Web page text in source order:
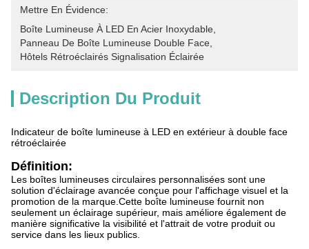
Mettre En Évidence:
Boîte Lumineuse À LED En Acier Inoxydable
Panneau De Boîte Lumineuse Double Face
Hôtels Rétroéclairés Signalisation Éclairée
Description Du Produit
Indicateur de boîte lumineuse à LED en extérieur à double face
rétroéclairée
Définition:
Les boîtes lumineuses circulaires personnalisées sont une
solution d'éclairage avancée conçue pour l'affichage visuel et la
promotion de la marque.Cette boîte lumineuse fournit non
seulement un éclairage supérieur, mais améliore également de
manière significative la visibilité et l'attrait de votre produit ou
service dans les lieux publics.